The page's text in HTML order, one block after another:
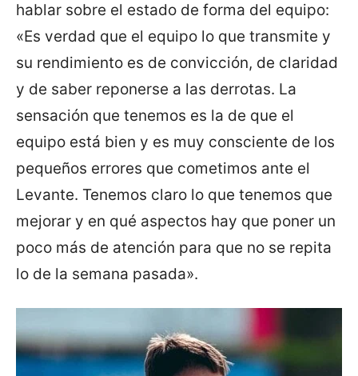
hablar sobre el estado de forma del equipo:
«Es verdad que el equipo lo que transmite y
su rendimiento es de convicción, de claridad
y de saber reponerse a las derrotas. La
sensación que tenemos es la de que el
equipo está bien y es muy consciente de los
pequeños errores que cometimos ante el
Levante. Tenemos claro lo que tenemos que
mejorar y en qué aspectos hay que poner un
poco más de atención para que no se repita
lo de la semana pasada».